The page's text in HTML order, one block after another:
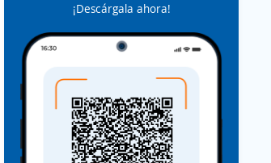
¡Descárgala ahora!